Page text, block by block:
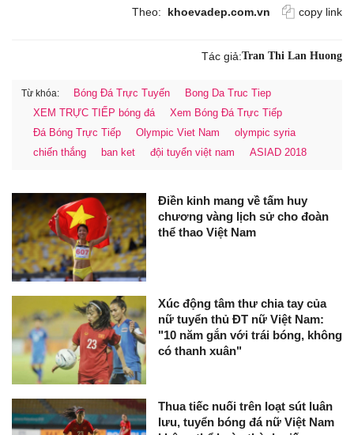
Theo: khoevadep.com.vn copy link
Tác giả:Tran Thi Lan Huong
Từ khóa: Bóng Đá Trực Tuyến
Bong Da Truc Tiep
XEM TRỰC TIẾP bóng đá
Xem Bóng Đá Trực Tiếp
Đá Bóng Trực Tiếp
Olympic Viet Nam
olympic syria
chiến thắng
ban ket đội tuyển việt nam ASIAD 2018
Điền kinh mang về tấm huy
chương vàng lịch sử cho đoàn
thể thao Việt Nam
Xúc động tâm thư chia tay của
nữ tuyển thủ ĐT nữ Việt Nam:
"10 năm gắn với trái bóng, không
có thanh xuân"
Thua tiếc nuối trên loạt sút luân
lưu, tuyển bóng đá nữ Việt Nam